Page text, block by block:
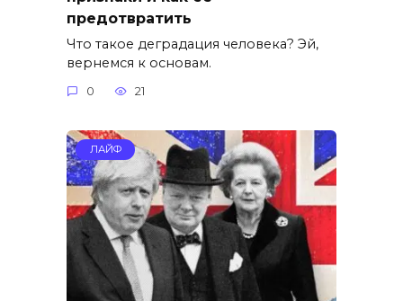
предотвратить
Что такое деградация человека? Эй,
вернемся к основам.
0 21
ЛАЙФ